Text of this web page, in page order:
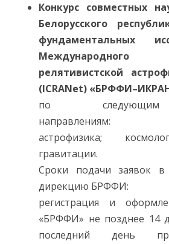
Конкурс совместных
Белорусского
фундаментальных
релятивистской
(ICRANet)
по
направлениям:
астрофизика;
гравитации.
Сроки подачи заявок в
дирекцию БРФФИ:
регистрация и
«БРФФИ» не позднее 14
последний день